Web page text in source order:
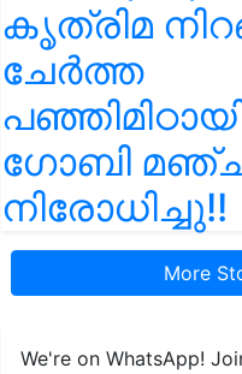
കൃത്രിമ
ചേർത്ത
ഗോബി
നിരോധിച്ചു!!
More
We're on WhatsApp!